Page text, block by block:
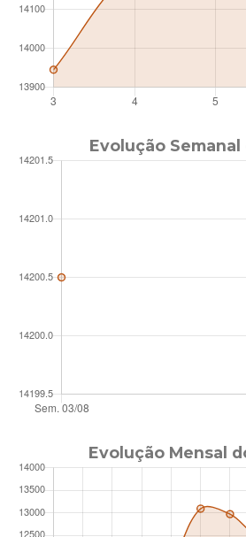
Evolução Semanal
Evolução Mensal